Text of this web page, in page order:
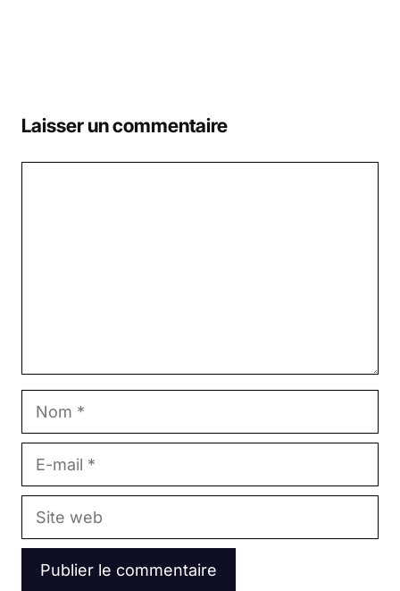
Laisser un commentaire
Nom
E-
Site